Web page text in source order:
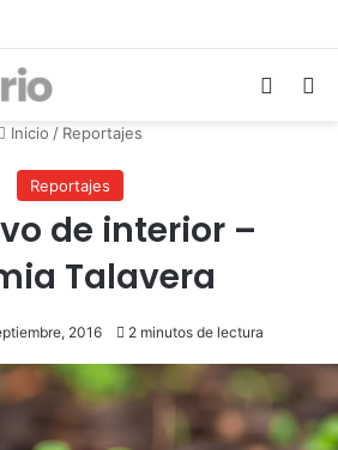
Inicio / Reportajes
Reportajes
de interior –
Talavera
2016 2 minutos de lectura